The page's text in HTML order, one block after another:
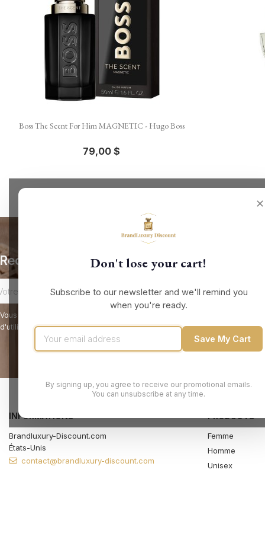
Aperçu rapide
Boss The Scent For Him MAGNETIC - Hugo Boss
79,00 $
✕
Don't lose your cart!
Subscribe to our newsletter and we'll remind you
when you're ready.
Save My Cart
By signing up, you agree to receive our promotional emails.
You can unsubscribe at any time.
Recevez nos offres spéciales
Vous pouvez vous désinscrire à tout moment. Vous trouverez pour cela
d'utilisation du site.
INFORMATIONS
Brandluxury-Discount.com
États-Unis
contact@brandluxury-discount.com
PRODUCTS
Femme
Homme
Unisex